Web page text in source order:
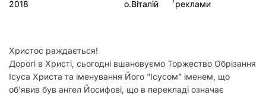
2018
о.Віталій
реклами
Христос раждається!
Дорогі в Христі, сьогодні вшановуємо Торжество Обрізання
Ісуса Христа та іменування Його ”Ісусом” іменем, що
об’явив був ангел Йосифові, що в перекладі означає